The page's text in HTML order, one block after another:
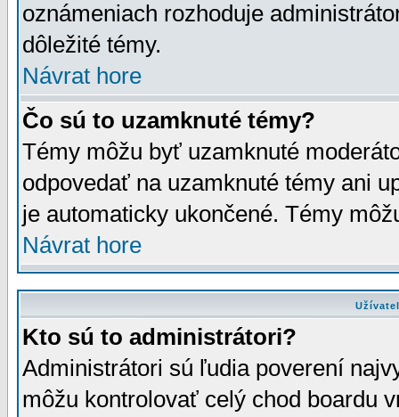
oznámeniach rozhoduje
dôležité témy.
Návrat hore
Čo sú to uzamknuté témy?
Témy môžu byť uzamknuté
odpovedať na uzamknuté témy ani
je automaticky ukončené. Témy
Návrat hore
Kto sú to administrátori?
Administrátori sú ľudia poverení
môžu kontrolovať celý chod boardu